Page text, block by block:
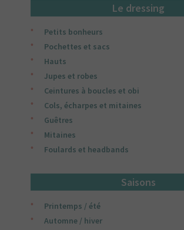
Le dressing
Petits bonheurs
Pochettes et sacs
Hauts
Jupes et robes
Ceintures à boucles et obi
Cols, écharpes et mitaines
Guêtres
Mitaines
Foulards et headbands
Saisons
Printemps / été
Automne / hiver